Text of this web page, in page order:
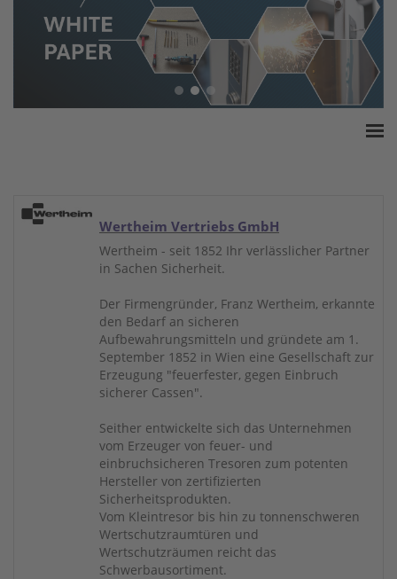
White Paper
Versicherungssummen
Wertheim Vertriebs GmbH
Wertheim - seit 1852 Ihr verlässlicher Partner
in Sachen Sicherheit.
Der Firmengründer, Franz Wertheim, erkannte
den Bedarf an sicheren
Aufbewahrungsmitteln und gründete am 1.
September 1852 in Wien eine Gesellschaft zur
Erzeugung "feuerfester, gegen Einbruch
sicherer Cassen".
Seither entwickelte sich das Unternehmen
vom Erzeuger von feuer- und
einbruchsicheren Tresoren zum potenten
Hersteller von zertifizierten
Sicherheitsprodukten.
Vom Kleintresor bis hin zu tonnenschweren
Wertschutzraumtüren und
Wertschutzräumen reicht das
Schwerbausortiment.